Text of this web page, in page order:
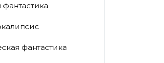
фантастика
фантастика